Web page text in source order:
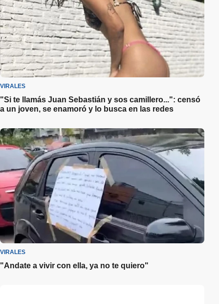
VIRALES
"Si te llamás Juan Sebastián y sos camillero...": censó
a un joven, se enamoró y lo busca en las redes
VIRALES
"Andate a vivir con ella, ya no te quiero"